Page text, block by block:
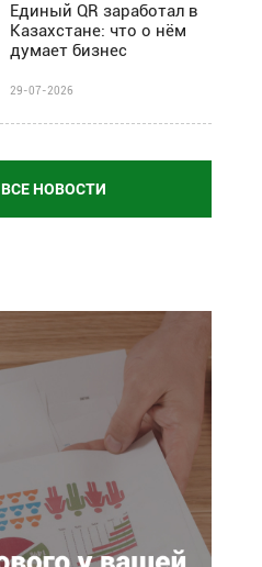
Единый QR заработал в
Казахстане: что о нём
думает бизнес
29-07-2026
ВСЕ НОВОСТИ